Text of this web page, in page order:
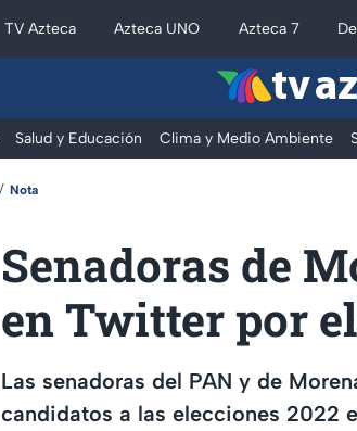
TV Azteca Azteca UNO Azteca 7
tv
Salud y Educación Clima y Medio Ambiente
Nota
Senadoras de
en Twitter por
Las senadoras del PAN y de
candidatos a las elecciones 2022